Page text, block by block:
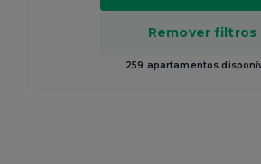
Remover filtros
259 apartamentos